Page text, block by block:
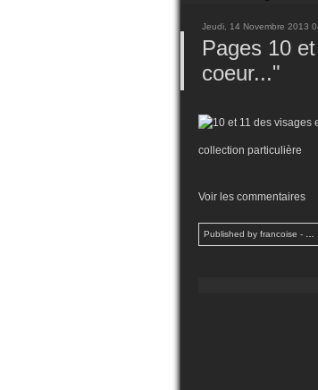
Jeudi, 14 Novembre 2013
Pages 10
coeur..."
collection particulière
Voir les commentaires
Published by francoise -